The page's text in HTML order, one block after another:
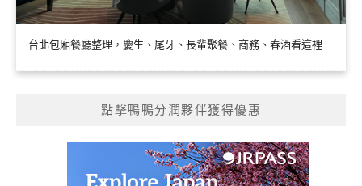
台北包廂餐廳整理，慶生、尾牙、長輩聚餐、商務、春酒看這裡
點擊鴨鴨分潤夥伴獲得優惠